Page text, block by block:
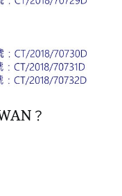
？